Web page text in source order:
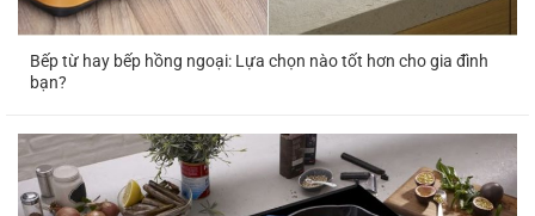
quạt dàn
nóng
1 HP
600.000 –
1.000.000
06-12 tháng
quạt dàn
nóng
1.5
HP
600.000 –
1.200.000
06-12 tháng
Bếp từ hay bếp hồng ngoại: Lựa chọn nào tốt hơn cho gia đình
bạn?